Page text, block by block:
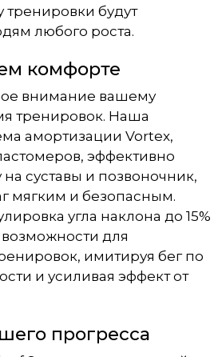
тренировки будут
любого роста.
комфорте
внимание вашему
тренировок. Наша
амортизации Vortex,
эффективно
на суставы и позвоночник,
мягким и безопасным.
угла наклона до 15%
для
имитируя бег по
и усиливая эффект от
прогресса